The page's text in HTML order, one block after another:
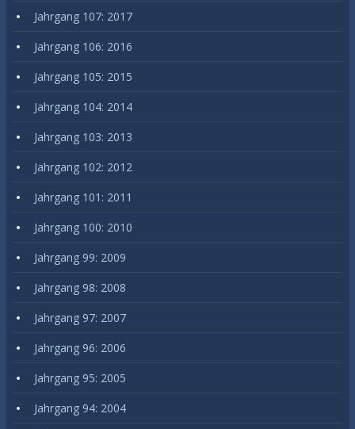
Jahrgang 107: 2017
Jahrgang 106: 2016
Jahrgang 105: 2015
Jahrgang 104: 2014
Jahrgang 103: 2013
Jahrgang 102: 2012
Jahrgang 101: 2011
Jahrgang 100: 2010
Jahrgang 99: 2009
Jahrgang 98: 2008
Jahrgang 97: 2007
Jahrgang 96: 2006
Jahrgang 95: 2005
Jahrgang 94: 2004